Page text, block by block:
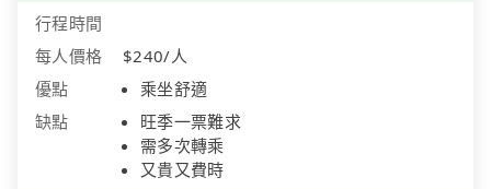
行程時間
每人價格
$240/人
優點
乘坐舒適
缺點
旺季一票難求
需多次轉乘
又貴又費時